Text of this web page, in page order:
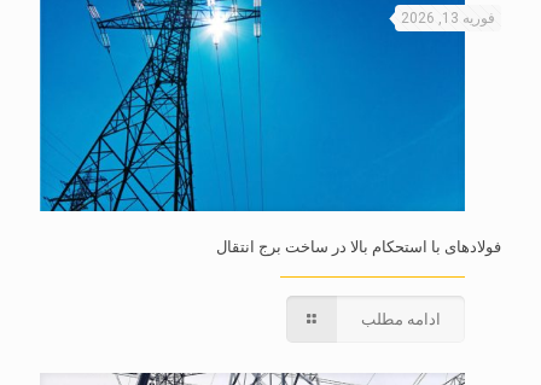
فوریه 13, 2026
فولادهای با استحکام بالا در ساخت برج انتقال
ادامه مطلب